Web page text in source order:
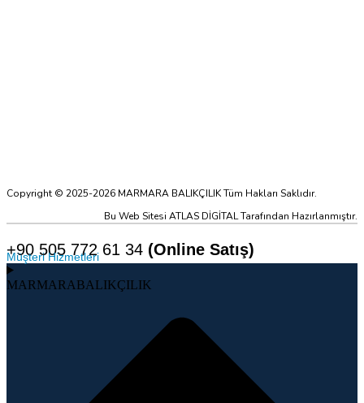
Copyright © 2025-2026 MARMARA BALIKÇILIK Tüm Hakları Saklıdır.
Bu Web Sitesi ATLAS DİGİTAL Tarafından Hazırlanmıştır.
+90 505 772 61 34 (Online Satış)
Müşteri Hizmetleri
MARMARABALIKÇILIK